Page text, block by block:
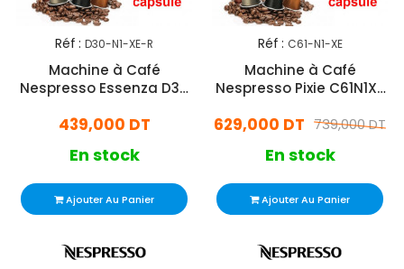
Réf : D30-N1-XE-R
Machine à Café
Nespresso Essenza D30
439,000 DT
En stock
Ajouter Au Panier
Réf : C61-N1-XE
Machine à Café
Nespresso Pixie C61N1XE
739,000 DT
629,000 DT
En stock
Ajouter Au Panier